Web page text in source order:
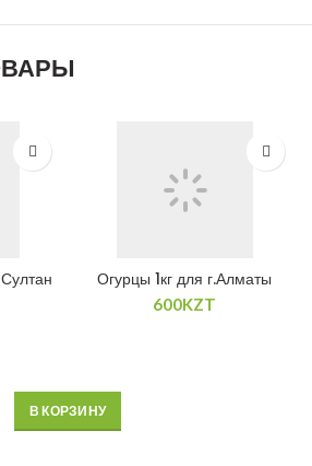
В КОРЗИНУ
Огурцы 1кг для г.Алматы
600KZT
В КОРЗИНУ